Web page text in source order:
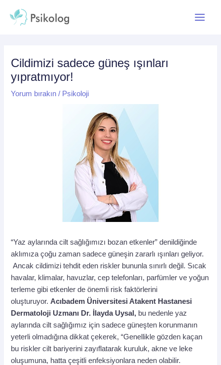
atla
Cildimizi sadece güneş ışınları
yıpratmıyor!
Yorum bırakın / Psikoloji
“Yaz aylarında cilt sağlığımızı bozan etkenler” denildiğinde
aklımıza çoğu zaman sadece güneşin zararlı ışınları geliyor.
Ancak cildimizi tehdit eden riskler bununla sınırlı değil. Sıcak
havalar, klimalar, havuzlar, cep telefonları, parfümler ve yoğun
terleme gibi etkenler de önemli risk faktörlerini
oluşturuyor. Acıbadem Üniversitesi Atakent Hastanesi
Dermatoloji Uzmanı Dr. İlayda Uysal, bu nedenle yaz
aylarında cilt sağlığımız için sadece güneşten korunmanın
yeterli olmadığına dikkat çekerek, “Genellikle gözden kaçan
bu riskler cilt bariyerini zayıflatarak kuruluk, akne ve leke
oluşumuna, hatta çeşitli enfeksiyonlara neden olabilir.
dolaşımı